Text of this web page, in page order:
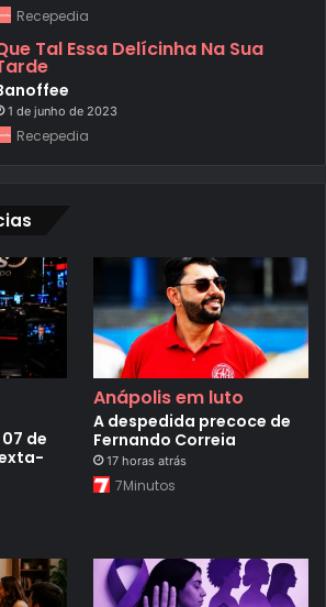
Recepedia
Tal Essa Delícinha Na Sua
1 de junho de 2023
Recepedia
de
Anápolis em luto
A despedida precoce de
Fernando Correia
17 horas atrás
7Minutos